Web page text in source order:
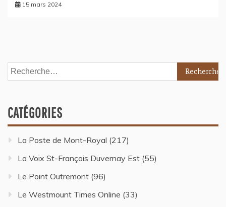
15 mars 2024
CATÉGORIES
La Poste de Mont-Royal (217)
La Voix St-François Duvernay Est (55)
Le Point Outremont (96)
Le Westmount Times Online (33)